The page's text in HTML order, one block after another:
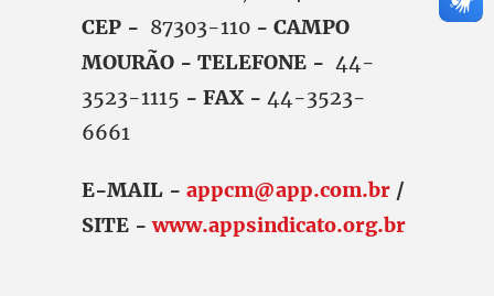
CEP - 87303-110 - CAMPO
MOURÃO - TELEFONE - 44-
3523-1115 - FAX - 44-3523-
6661
E-MAIL - appcm@app.com.br /
SITE -www.appsindicato.org.br